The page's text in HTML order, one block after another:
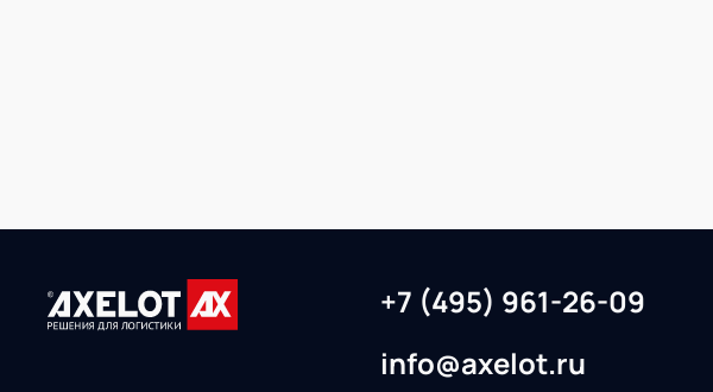
+7 (495) 961-26-09
info@axelot.ru